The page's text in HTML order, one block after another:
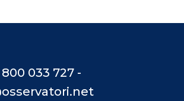
033 727 -